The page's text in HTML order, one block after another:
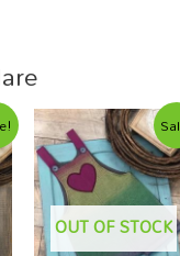
OUT OF STOCK